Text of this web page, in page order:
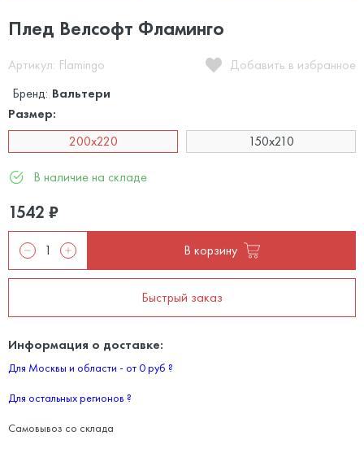
Плед Велсофт Фламинго
Артикул: Flamingo
Добавить в избранное
Бренд: Вальтери
Размер:
200х220
150x210
В наличие на складе
1542 ₽
В корзину
Быстрый заказ
Информация о доставке:
Для Москвы и области - от 0 руб ?
Для остальных регионов ?
Самовывоз со склада